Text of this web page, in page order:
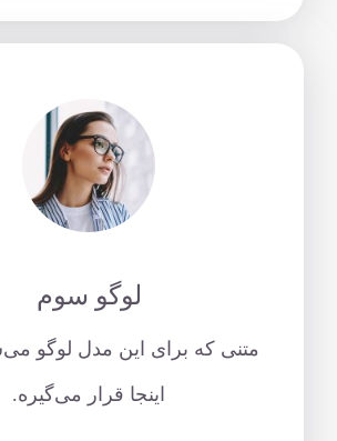
لوگو سوم
متنی که برای این مدل لوگو می‌شه
اینجا قرار می‌گیره.